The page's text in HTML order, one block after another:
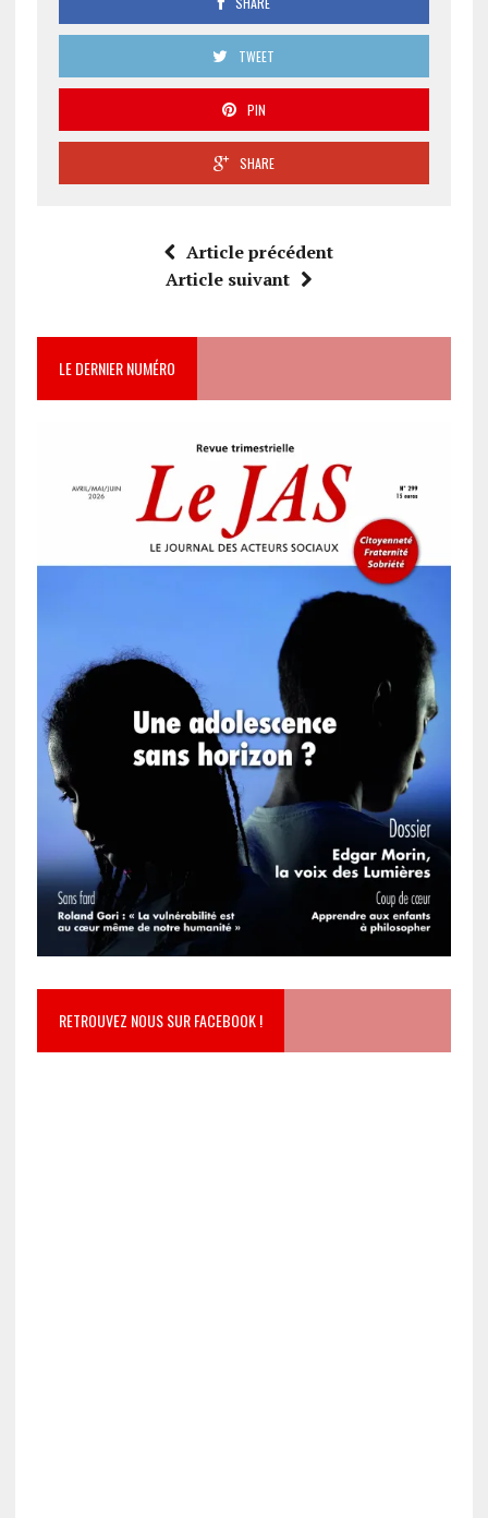
avenir
(203)
TWEET
PIN
SHARE
Article précédent
Article suivant
LE DERNIER NUMÉRO
RETROUVEZ NOUS SUR FACEBOOK !